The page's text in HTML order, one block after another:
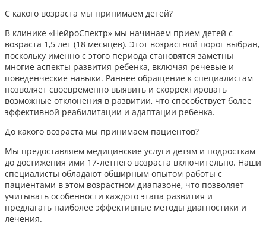
С какого возраста мы принимаем детей?
В клинике «НейроСпектр» мы начинаем прием детей с
возраста 1,5 лет (18 месяцев). Этот возрастной порог выбран,
поскольку именно с этого периода становятся заметны
многие аспекты развития ребенка, включая речевые и
поведенческие навыки. Раннее обращение к специалистам
позволяет своевременно выявить и скорректировать
возможные отклонения в развитии, что способствует более
эффективной реабилитации и адаптации ребенка.​
До какого возраста мы принимаем пациентов?
Мы предоставляем медицинские услуги детям и подросткам
до достижения ими 17-летнего возраста включительно. Наши
специалисты обладают обширным опытом работы с
пациентами в этом возрастном диапазоне, что позволяет
учитывать особенности каждого этапа развития и
предлагать наиболее эффективные методы диагностики и
лечения.​